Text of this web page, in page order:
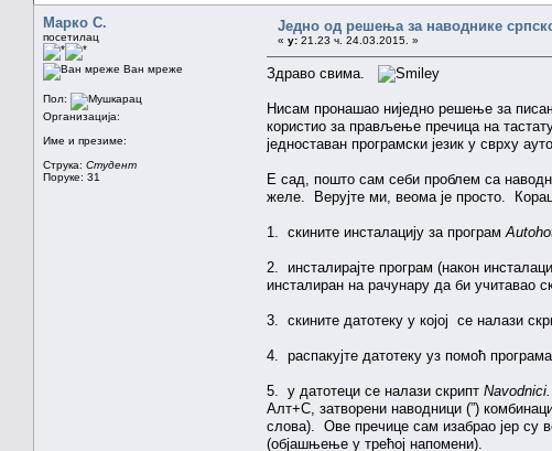
Марко С.
посетилац
Ван мреже
Пол:
Организација:
Име и презиме:
Струка: Студент
Поруке: 31
Једно од решења за наводнике
« у: 21.23 ч. 24.03.2015. »
Здраво свима.
Нисам пронашао ниједно решење за
користио за прављење пречица на
једноставан програмски језик у сврху
Е сад, пошто сам себи проблем са
желе. Верујте ми, веома је просто.
1. скините инсталацију за програм
2. инсталирајте програм (након
инсталиран на рачунару да би учитавао
3. скините датотеку у којој се налази
4. распакујте датотеку уз помоћ
5. у датотеци се налази скрипт
Алт+С, затворени наводници (”)
слова). Ове пречице сам изабрао јер су
(објашњење у трећој напомени).